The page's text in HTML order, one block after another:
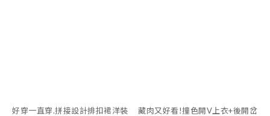
好穿一直穿.拼接設計排扣裙洋裝
藏肉又好看!撞色開V上衣+後開岔